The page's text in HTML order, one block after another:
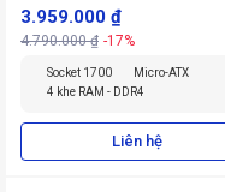
3.959.000 ₫
4.790.000 ₫ -17%
Socket 1700
Micro-ATX
4 khe RAM - DDR4
Liên hệ